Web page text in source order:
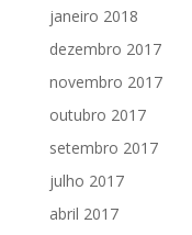
janeiro 2018
dezembro 2017
novembro 2017
outubro 2017
setembro 2017
julho 2017
abril 2017